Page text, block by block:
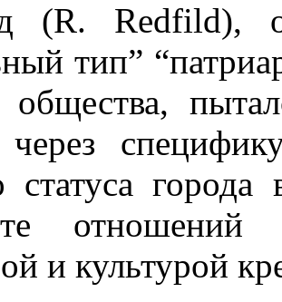
(R. Redfild),
тип”
общества,
через
статуса
и культурой